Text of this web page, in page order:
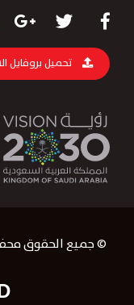
تحميل بروفايل
© جميع الحقوق